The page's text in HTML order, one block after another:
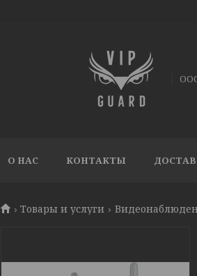
О НАС КОНТАКТЫ
Товары и услуги